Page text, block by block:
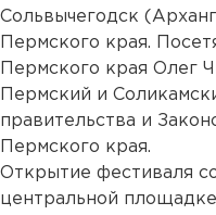
Сольвычегодск
Пермского края.
Пермского края Олег
Пермский и
правительства и
Пермского края.
Открытие фестиваля
центральной